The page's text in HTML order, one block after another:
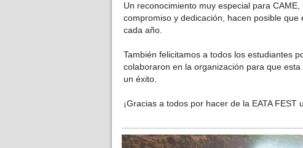
Un reconocimiento muy especial para
compromiso y dedicación, hacen posible
cada año.
También felicitamos a todos los estudiantes
colaboraron en la organización para que
un éxito.
¡Gracias a todos por hacer de la EATA FEST